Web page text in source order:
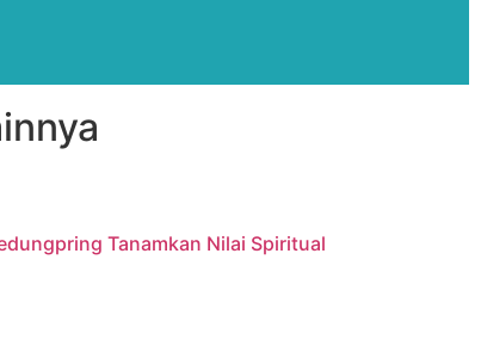
Tanamkan Nilai Spiritual